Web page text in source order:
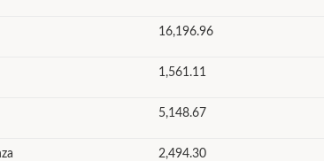
16,196.96
1,561.11
5,148.67
2,494.30